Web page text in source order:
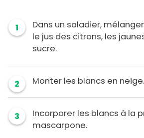
1
Dans un saladier,
le jus des citrons, les
sucre.
2 Monter les blancs en neige.
3
Incorporer les blancs à la
mascarpone.